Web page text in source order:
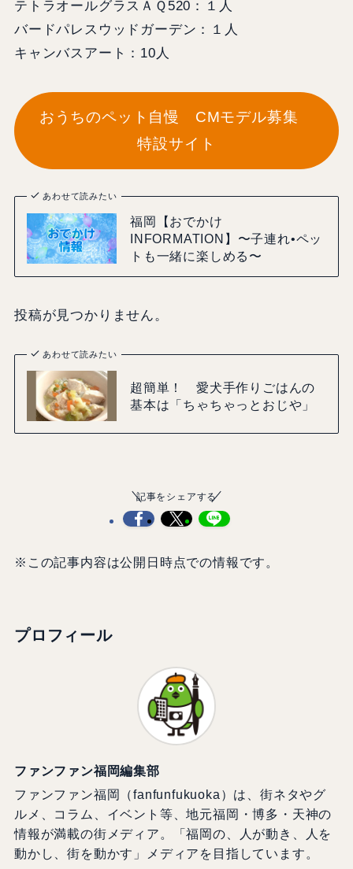
テトラオールグラスＡＱ520：１人
バードパレスウッドガーデン：１人
キャンバスアート：10人
おうちのペット自慢 CMモデル募集
特設サイト
あわせて読みたい
福岡【おでかけ
INFORMATION】〜子連れ•ペッ
トも一緒に楽しめる〜
投稿が見つかりません。
あわせて読みたい
超簡単！ 愛犬手作りごはんの
基本は「ちゃちゃっとおじや」
記事をシェアする
※この記事内容は公開日時点での情報です。
プロフィール
ファンファン福岡編集部
ファンファン福岡（fanfunfukuoka）は、街ネタやグ
ルメ、コラム、イベント等、地元福岡・博多・天神の
情報が満載の街メディア。「福岡の、人が動き、人を
動かし、街を動かす」メディアを目指しています。